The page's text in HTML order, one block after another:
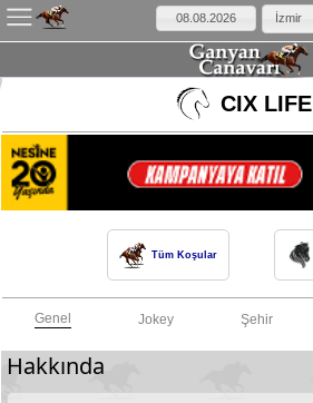
İzmir
CIX LIFE
Tüm Koşular
Genel Jokey Şehir
Hakkında